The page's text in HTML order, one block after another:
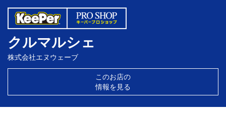
クルマルシェ
株式会社エヌウェーブ
このお店の
情報を見る